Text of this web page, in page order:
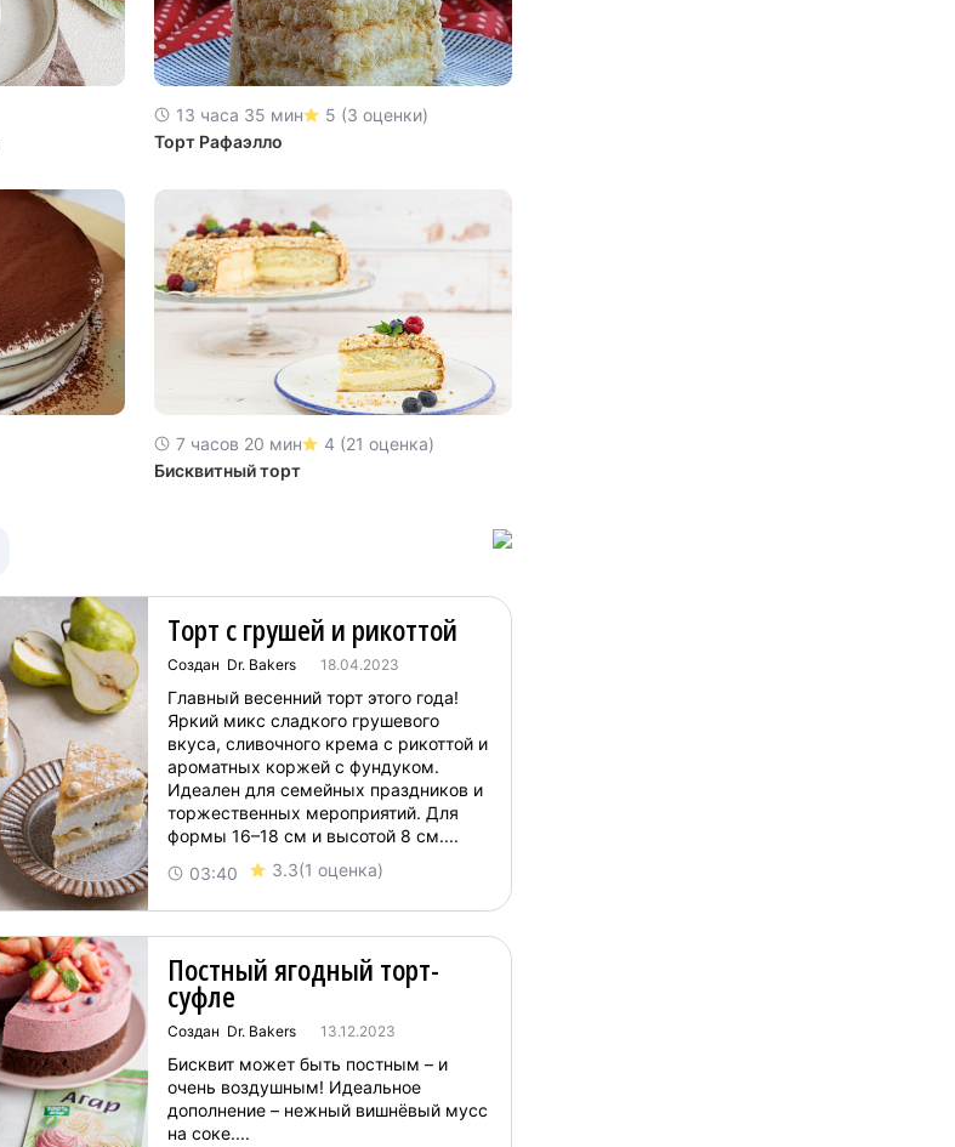
13 часа 35 мин
5 (3 оценки)
Торт Рафаэлло
7 часов 20 мин
4 (21 оценка)
Бисквитный торт
Торт с грушей и рикоттой
Создан Dr. Bakers 18.04.2023
03:40 3.3(1 оценка)
Главный весенний торт этого года!
Яркий микс сладкого грушевого
вкуса, сливочного крема с рикоттой и
ароматных коржей с фундуком.
Идеален для семейных праздников и
торжественных мероприятий. Для
формы 16–18 см и высотой 8 см....
Постный ягодный торт-
суфле
Создан Dr. Bakers 13.12.2023
Бисквит может быть постным – и
очень воздушным! Идеальное
дополнение – нежный вишнёвый мусс
на соке....